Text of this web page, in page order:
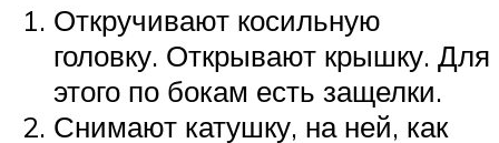
Откручивают косильную
головку. Открывают крышку. Для
этого по бокам есть защелки.
Снимают катушку, на ней, как